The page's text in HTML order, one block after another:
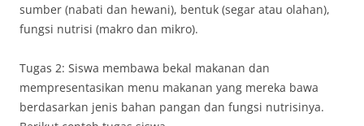
sumber (nabati dan hewani), bentuk (segar atau olahan),
fungsi nutrisi (makro dan mikro).
Tugas 2: Siswa membawa bekal makanan dan
mempresentasikan menu makanan yang mereka bawa
berdasarkan jenis bahan pangan dan fungsi nutrisinya.